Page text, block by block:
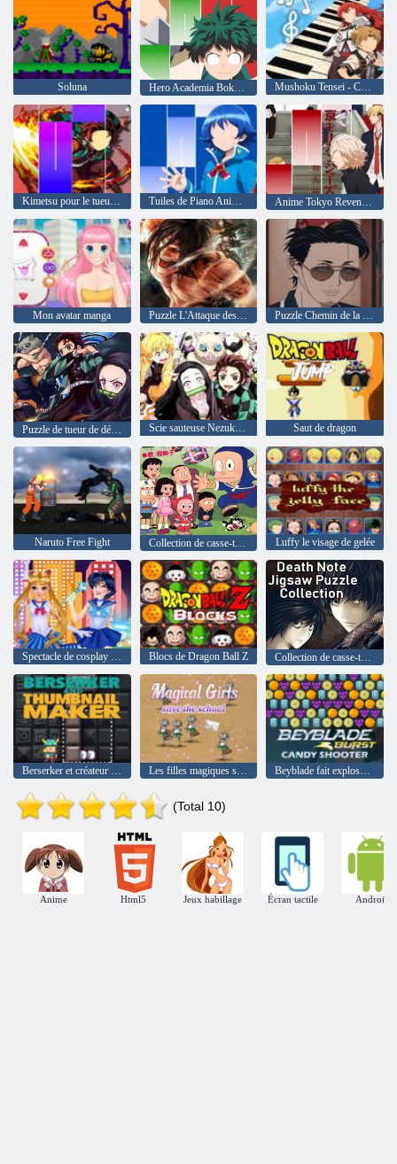
Soluna Hero Academia Boku Anime Manga Piano Tuiles Jeux Mushoku Tensei - Carreaux de piano
Kimetsu pour le tueur démoniaque S2 Tuiles de Piano Anime Iruma-Kun Anime Tokyo Revengers Piano Tiles Jeux
Mon avatar manga Puzzle L'Attaque des Titans
Scie sauteuse Nezuko Tanjiro Saut de dragon
Naruto Free Fight Collection de casse-tête Ninja Hattori-kun Luffy le visage de gelée
Spectacle de cosplay de Sailor Moon Blocs de Dragon Ball Z Collection de casse-tête d'anime Death Note
Les filles magiques sauvent l'école
(Total 10)
Anime Html5 Jeux habillage Écran tactile Android